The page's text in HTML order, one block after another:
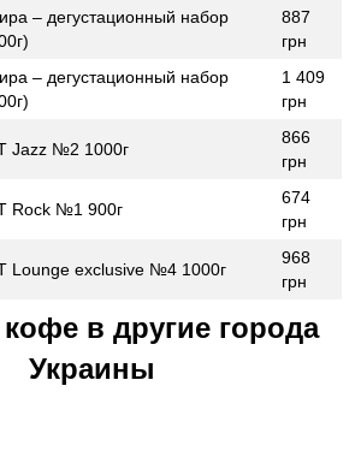
– дегустационный набор
887
грн
– дегустационный набор
1 409
грн
Jazz №2 1000г
866
грн
Rock №1 900г
674
грн
Lounge exclusive №4 1000г
968
грн
в другие города
Украины